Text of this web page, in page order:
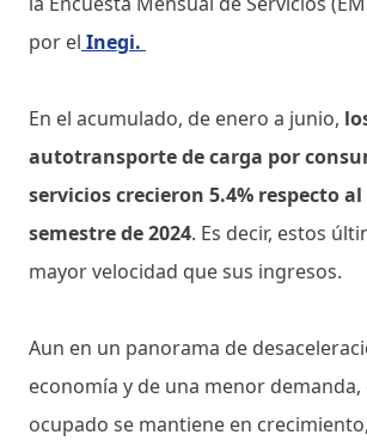
por el Inegi.
En el acumulado, de enero a junio,
autotransporte de carga por
servicios crecieron 5.4% respecto
semestre de 2024. Es decir, estos
mayor velocidad que sus ingresos.
Aun en un panorama de
economía y de una menor demanda,
ocupado se mantiene en